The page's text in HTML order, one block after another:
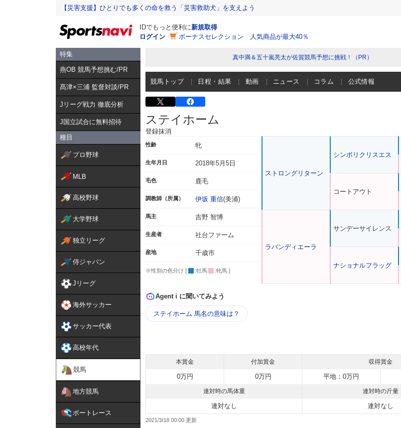
【災害支援】ひとりでも多くの命を救う「災害救助犬」を支えよう
IDでもっと便利に新規取得
ログイン
ボーナスセレクション 人気商品が最大40％
特集
燕OB 競馬予想挑む/PR
髙津×三浦 監督対談/PR
Jリーグ戦力 徹底分析
J国立試合に無料招待
種目
プロ野球
MLB
高校野球
大学野球
独立リーグ
侍ジャパン
Jリーグ
海外サッカー
サッカー代表
高校年代
競馬
地方競馬
ボートレース
真中満＆五十嵐亮太が佐賀競馬予想に挑戦！（PR）
競馬トップ 日程・結果 動画 ニュース コラム 公式情報
ステイホーム
登録抹消
性齢 牝
生年月日 2018年5月5日
毛色 鹿毛
調教師（所属） 伊坂 重信(美浦)
馬主 吉野 智博
生産者 社台ファーム
産地 千歳市
※性別の色分け [ :牡馬 :牝馬 ]
ストロングリターン
ラバンディエーラ
シンボリクリスエス
コートアウト
サンデーサイレンス
ナショナルフラッグ
Agent i に聞いてみよう
ステイホーム 馬名の意味は？
本賞金 付加賞金 収得賞金
0万円 0万円 平地：0万円
連対時の馬体重 連対時の斤量
連対なし 連対なし
2021/3/18 00:00